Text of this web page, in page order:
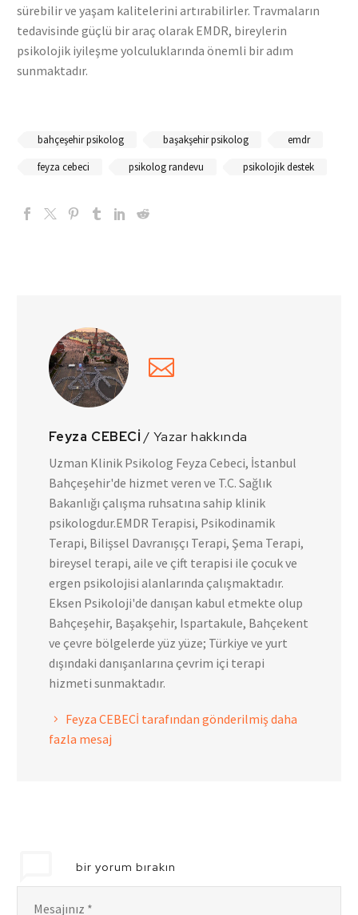
sürebilir ve yaşam kalitelerini artırabilirler. Travmaların
tedavisinde güçlü bir araç olarak EMDR, bireylerin
psikolojik iyileşme yolculuklarında önemli bir adım
sunmaktadır.
bahçeşehir psikolog başakşehir psikolog
emdr
feyza cebeci
psikolog randevu psikolojik destek
Feyza CEBECİ/ Yazar hakkında
Uzman Klinik Psikolog Feyza Cebeci, İstanbul
Bahçeşehir'de hizmet veren ve T.C. Sağlık
Bakanlığı çalışma ruhsatına sahip klinik
psikologdur.EMDR Terapisi, Psikodinamik
Terapi, Bilişsel Davranışçı Terapi, Şema Terapi,
bireysel terapi, aile ve çift terapisi ile çocuk ve
ergen psikolojisi alanlarında çalışmaktadır.
Eksen Psikoloji'de danışan kabul etmekte olup
Bahçeşehir, Başakşehir, Ispartakule, Bahçekent
ve çevre bölgelerde yüz yüze; Türkiye ve yurt
dışındaki danışanlarına çevrim içi terapi
hizmeti sunmaktadır.
Feyza CEBECİ tarafından gönderilmiş daha
fazla mesaj
bir yorum bırakın